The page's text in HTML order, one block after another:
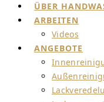
ÜBER
ARBEITEN
Videos
ANGEBOTE